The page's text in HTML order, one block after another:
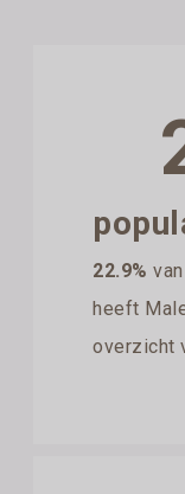
22.9%
heeft
overzicht